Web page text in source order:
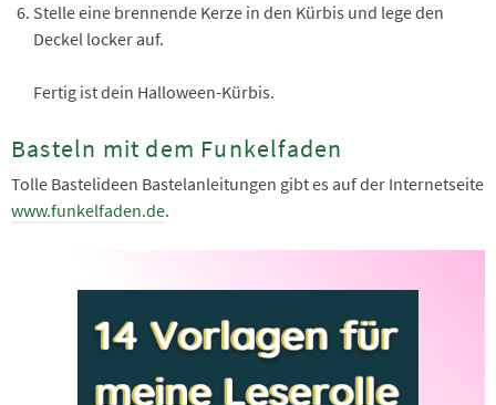
Stelle eine brennende Kerze in den Kürbis und lege den
Deckel locker auf.
Fertig ist dein Halloween-Kürbis.
Basteln mit dem Funkelfaden
Tolle Bastelideen Bastelanleitungen gibt es auf der Internetseite
www.funkelfaden.de.